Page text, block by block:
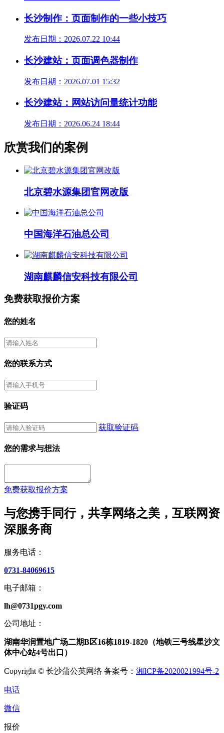
长沙制作：页面制作的一些小技巧
发布日期：2026.07.22 10:44
长沙建站：页面调色器制作
发布日期：2026.07.01 15:32
长沙建站：网站访问量统计功能
发布日期：2026.06.24 18:44
欣赏我们的案例
北京碧水源集团官网改版
中国海洋石油总公司
湖南麒麟信安科技有限公司
免费获取报价方案
您的姓名
您的联系方式
验证码
获取验证码
您的需求与想法
免费获取报价方案
与您携手同行，共享网络之美，互联网资
深服务商
服务电话：
0731-84069615
电子邮箱：
lh@0731pgy.com
公司地址：
湖南华润置地广场二期B区16栋1819-1820（地铁三号线星沙文
体中心站4号出口）
Copyright © 长沙蒲公英网络 备案号： 湘ICP备2020021994号-2
电话
微信
报价